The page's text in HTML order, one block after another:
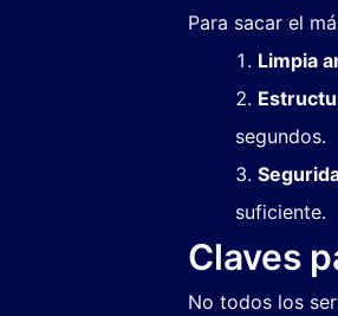
Para sacar el
Limpia
segundos.
suficiente.
Claves
No todos los